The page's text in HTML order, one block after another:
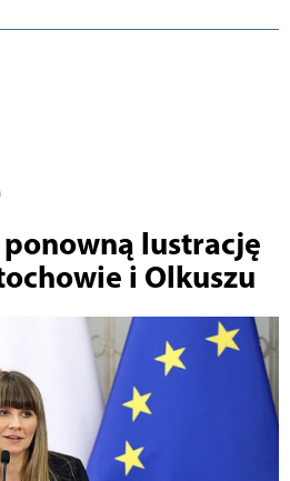
ponowną lustrację
i Olkuszu